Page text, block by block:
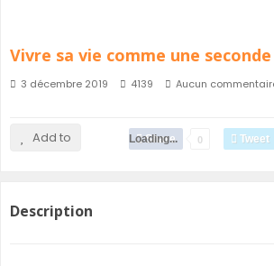
Vivre sa vie comme une
3 décembre 2019 4139 Aucun
Add to Share 0 Tweet
Loading...
Description